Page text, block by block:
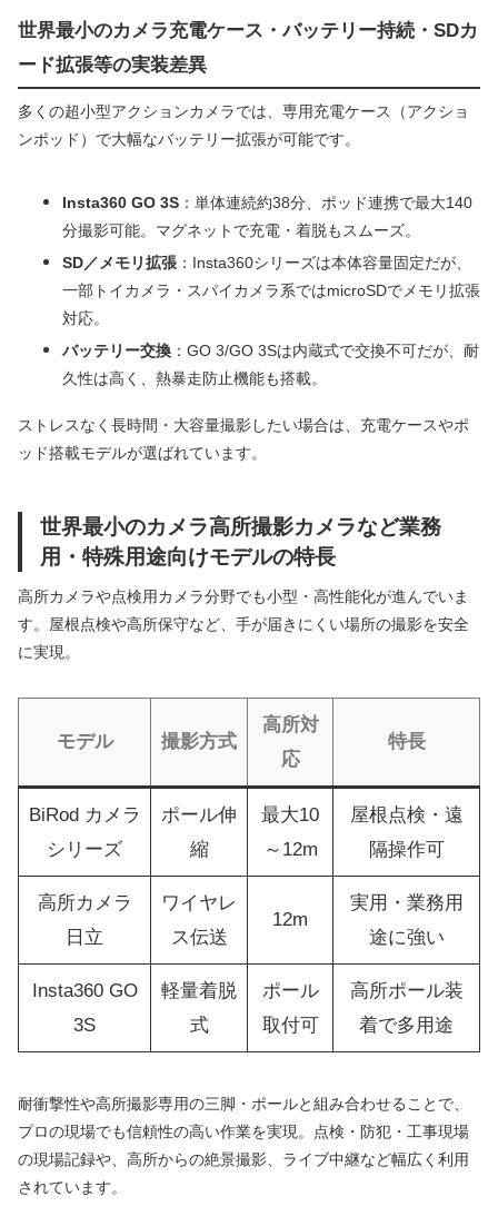
世界最小のカメラ充電ケース・バッテリー持続・SDカ
ード拡張等の実装差異
多くの超小型アクションカメラでは、専用充電ケース（アクショ
ンポッド）で大幅なバッテリー拡張が可能です。
Insta360 GO 3S ：単体連続約38分、ポッド連携で最大140
分撮影可能。マグネットで充電・着脱もスムーズ。
SD／メモリ拡張 ：Insta360シリーズは本体容量固定だが、
一部トイカメラ・スパイカメラ系ではmicroSDでメモリ拡張
対応。
バッテリー交換 ：GO 3/GO 3Sは内蔵式で交換不可だが、耐
久性は高く、熱暴走防止機能も搭載。
ストレスなく長時間・大容量撮影したい場合は、充電ケースやポ
ッド搭載モデルが選ばれています。
世界最小のカメラ高所撮影カメラなど業務
用・特殊用途向けモデルの特長
高所カメラや点検用カメラ分野でも小型・高性能化が進んでいま
す。屋根点検や高所保守など、手が届きにくい場所の撮影を安全
に実現。
モデル 撮影方式
高所対
応
特長
BiRod カメラ
シリーズ
ポール伸
縮
最大10
～12m
屋根点検・遠
隔操作可
高所カメラ
日立
ワイヤレ
ス伝送
12m
実用・業務用
途に強い
Insta360 GO
3S
軽量着脱
式
ポール
取付可
高所ポール装
着で多用途
耐衝撃性や高所撮影専用の三脚・ポールと組み合わせることで、
プロの現場でも信頼性の高い作業を実現。点検・防犯・工事現場
の現場記録や、高所からの絶景撮影、ライブ中継など幅広く利用
されています。